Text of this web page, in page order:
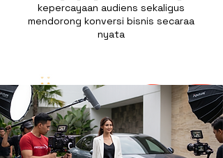
kepercayaan audiens sekaligus
mendorong konversi bisnis secaraa
nyata